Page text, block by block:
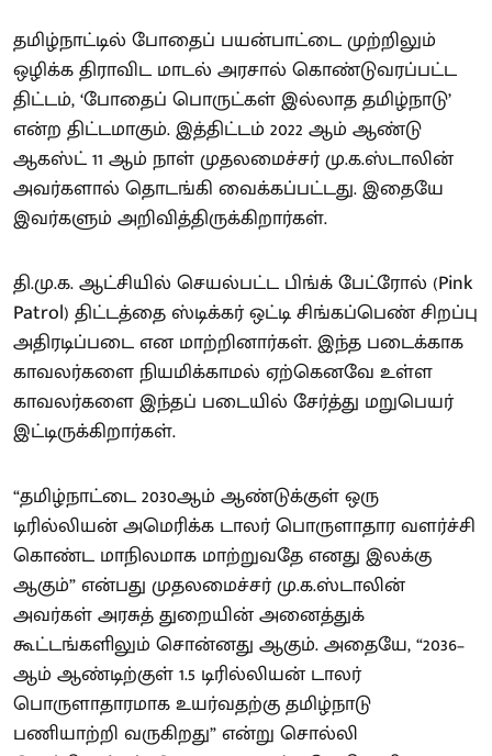
தமிழ்நாட்டில் போதைப் பயன்பாட்டை முற்றிலும்
ஒழிக்க திராவிட மாடல் அரசால் கொண்டுவரப்பட்ட
திட்டம், ‘போதைப் பொருட்கள் இல்லாத தமிழ்நாடு’
என்ற திட்டமாகும். இத்திட்டம் 2022 ஆம் ஆண்டு
ஆகஸ்ட் 11 ஆம் நாள் முதலமைச்சர் மு.க.ஸ்டாலின்
அவர்களால் தொடங்கி வைக்கப்பட்டது. இதையே
இவர்களும் அறிவித்திருக்கிறார்கள்.
தி.மு.க. ஆட்சியில் செயல்பட்ட பிங்க் பேட்ரோல் (Pink
Patrol) திட்டத்தை ஸ்டிக்கர் ஒட்டி சிங்கப்பெண் சிறப்பு
அதிரடிப்படை என மாற்றினார்கள். இந்த படைக்காக
காவலர்களை நியமிக்காமல் ஏற்கெனவே உள்ள
காவலர்களை இந்தப் படையில் சேர்த்து மறுபெயர்
இட்டிருக்கிறார்கள்.
“தமிழ்நாட்டை 2030ஆம் ஆண்டுக்குள் ஒரு
டிரில்லியன் அமெரிக்க டாலர் பொருளாதார வளர்ச்சி
கொண்ட மாநிலமாக மாற்றுவதே எனது இலக்கு
ஆகும்” என்பது முதலமைச்சர் மு.க.ஸ்டாலின்
அவர்கள் அரசுத் துறையின் அனைத்துக்
கூட்டங்களிலும் சொன்னது ஆகும். அதையே, “2036–
ஆம் ஆண்டிற்குள் 1.5 டிரில்லியன் டாலர்
பொருளாதாரமாக உயர்வதற்கு தமிழ்நாடு
பணியாற்றி வருகிறது” என்று சொல்லி